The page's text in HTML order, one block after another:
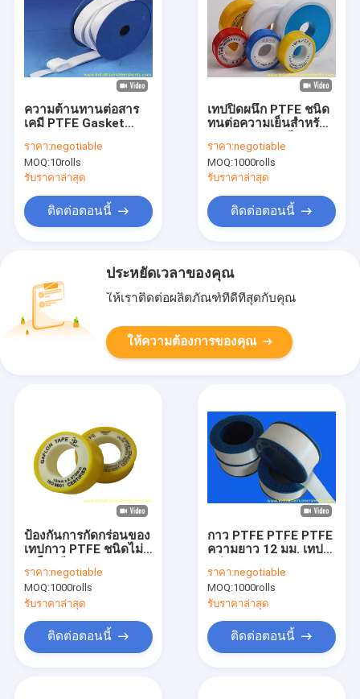
ความต้านทานต่อสาร
เคมี PTFE Gasket
PTFE Joint sealant,
White Color
ราคา:negotiable
MOQ:10rolls
รับราคาล่าสุด
ติดต่อตอนนี้
เทปปิดผนึก PTFE ชนิด
ทนต่อความเย็นสำหรับ
ฟล่อนสีเหลือง
ราคา:negotiable
MOQ:1000rolls
รับราคาล่าสุด
ติดต่อตอนนี้
ประหยัดเวลาของคุณ
ให้เราติดต่อผลิตภัณฑ์ที่ดีที่สุดกับคุณ
ให้ความต้องการของคุณ
ป้องกันการกัดกร่อนของ
เทปกาว PTFE ชนิดไม่
50 เมตร
ราคา:negotiable
MOQ:1000rolls
รับราคาล่าสุด
ติดต่อตอนนี้
กาว PTFE PTFE PTFE
ความยาว 12 มม. เทปเท
ราคา:negotiable
MOQ:1000rolls
รับราคาล่าสุด
ติดต่อตอนนี้